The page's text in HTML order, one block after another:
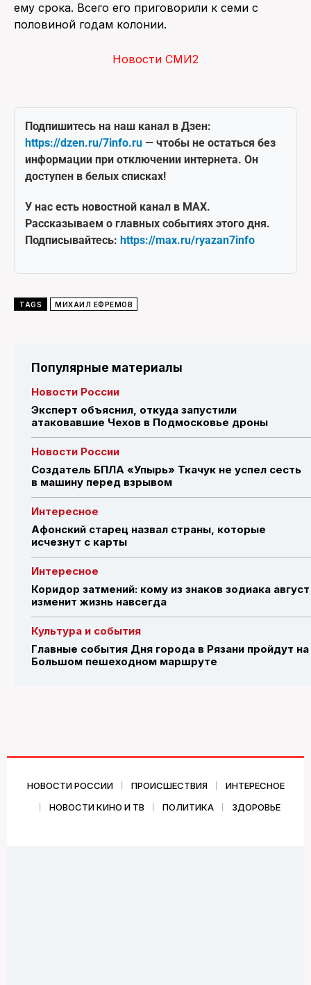
ему срока. Всего его приговорили к семи с
половиной годам колонии.
Новости СМИ2
Подпишитесь на наш канал в Дзен:
https://dzen.ru/7info.ru — чтобы не остаться без
информации при отключении интернета. Он
доступен в белых списках!
У нас есть новостной канал в MAX.
Рассказываем о главных событиях этого дня.
Подписывайтесь: https://max.ru/ryazan7info
TAGS МИХАИЛ ЕФРЕМОВ
Популярные материалы
Новости России
Эксперт объяснил, откуда запустили
атаковавшие Чехов в Подмосковье дроны
Новости России
Создатель БПЛА «Упырь» Ткачук не успел сесть
в машину перед взрывом
Интересное
Афонский старец назвал страны, которые
исчезнут с карты
Интересное
Коридор затмений: кому из знаков зодиака август
изменит жизнь навсегда
Культура и события
Главные события Дня города в Рязани пройдут на
Большом пешеходном маршруте
НОВОСТИ РОССИИ ПРОИСШЕСТВИЯ
ИНТЕРЕСНОЕ
НОВОСТИ КИНО И ТВ
ПОЛИТИКА ЗДОРОВЬЕ